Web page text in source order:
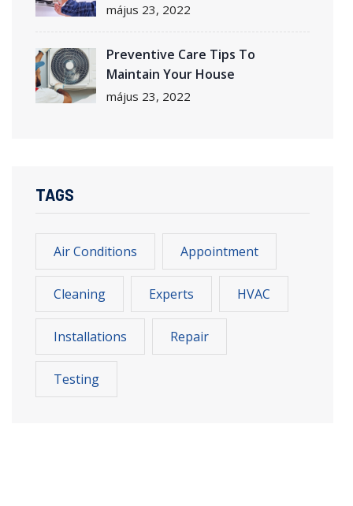
május 23, 2022
Preventive Care Tips To
Maintain Your House
május 23, 2022
TAGS
Air Conditions Appointment
Cleaning Experts HVAC
Installations Repair
Testing